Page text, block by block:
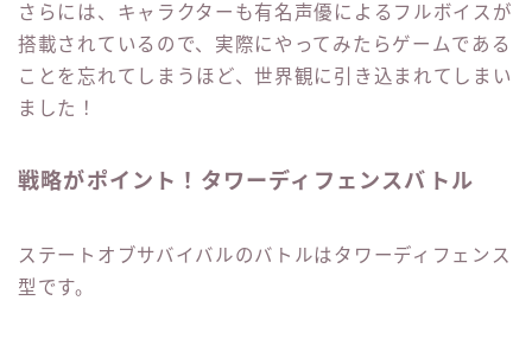
さらには、キャラクターも有名声優によるフルボイスが
搭載されているので、実際にやってみたらゲームである
ことを忘れてしまうほど、世界観に引き込まれてしまい
ました！
戦略がポイント！タワーディフェンスバトル
ステートオブサバイバルのバトルはタワーディフェンス
型です。